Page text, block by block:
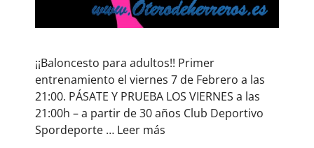
¡¡Baloncesto para adultos!! Primer
entrenamiento el viernes 7 de Febrero a las
21:00. PÁSATE Y PRUEBA LOS VIERNES a las
21:00h – a partir de 30 años Club Deportivo
Spordeporte … Leer más